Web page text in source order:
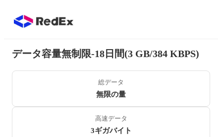
データ容量無制限-18日間(3 GB/384 KBPS)
総データ
無限の量
高速データ
3ギガバイト